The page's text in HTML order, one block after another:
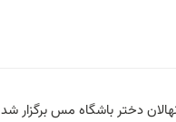
دختر باشگاه مس برگزار شد